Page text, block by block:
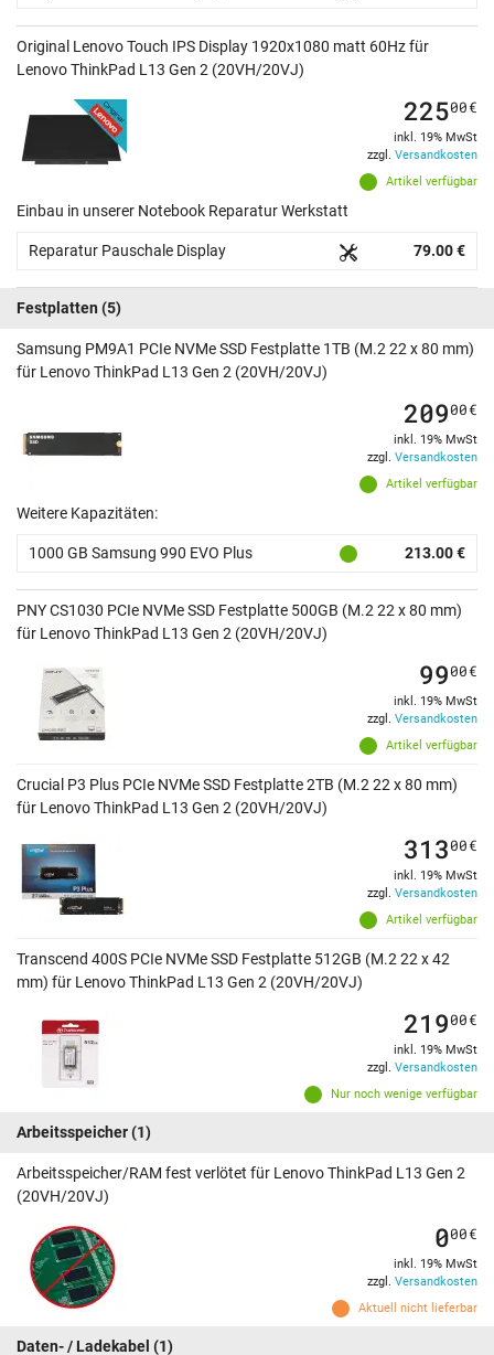
Original Lenovo Touch IPS Display 1920x1080 matt 60Hz für
Lenovo ThinkPad L13 Gen 2 (20VH/20VJ)
Artikel verfügbar
22500€
inkl. 19% MwSt
zzgl. Versandkosten
Einbau in unserer Notebook Reparatur Werkstatt
Reparatur Pauschale Display 79.00 €
Festplatten (5)
Samsung PM9A1 PCIe NVMe SSD Festplatte 1TB (M.2 22 x 80 mm)
für Lenovo ThinkPad L13 Gen 2 (20VH/20VJ)
Artikel verfügbar
20900€
inkl. 19% MwSt
zzgl. Versandkosten
Weitere Kapazitäten:
1000 GB Samsung 990 EVO Plus 213.00 €
PNY CS1030 PCIe NVMe SSD Festplatte 500GB (M.2 22 x 80 mm)
für Lenovo ThinkPad L13 Gen 2 (20VH/20VJ)
Artikel verfügbar
9900€
inkl. 19% MwSt
zzgl. Versandkosten
Crucial P3 Plus PCIe NVMe SSD Festplatte 2TB (M.2 22 x 80 mm)
für Lenovo ThinkPad L13 Gen 2 (20VH/20VJ)
Artikel verfügbar
31300€
inkl. 19% MwSt
zzgl. Versandkosten
Transcend 400S PCIe NVMe SSD Festplatte 512GB (M.2 22 x 42
mm) für Lenovo ThinkPad L13 Gen 2 (20VH/20VJ)
Nur noch wenige verfügbar
21900€
inkl. 19% MwSt
zzgl. Versandkosten
Arbeitsspeicher(1)
Arbeitsspeicher/RAM fest verlötet für Lenovo ThinkPad L13 Gen 2
(20VH/20VJ)
Aktuell nicht lieferbar
000€
inkl. 19% MwSt
zzgl. Versandkosten
Daten- / Ladekabel (1)